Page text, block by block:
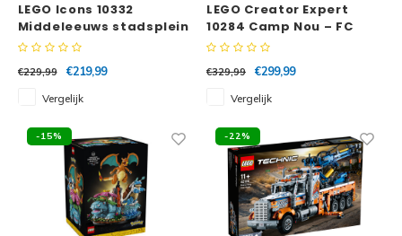
LEGO Icons 10332
Middeleeuws stadsplein
€229,99
€219,99
Vergelijk
LEGO Creator Expert
10284 Camp Nou – FC
Barcelona
€329,99
€299,99
Vergelijk
-15% -22%